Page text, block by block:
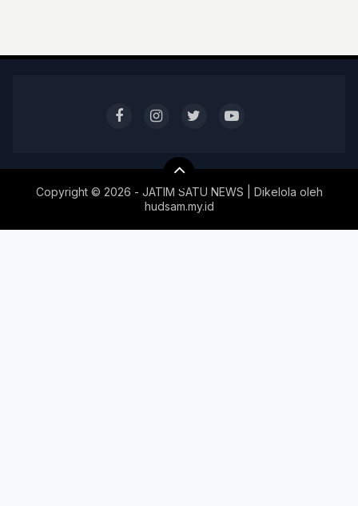
Copyright © 2026 - JATIM SATU NEWS | Dikelola oleh
hudsam.my.id